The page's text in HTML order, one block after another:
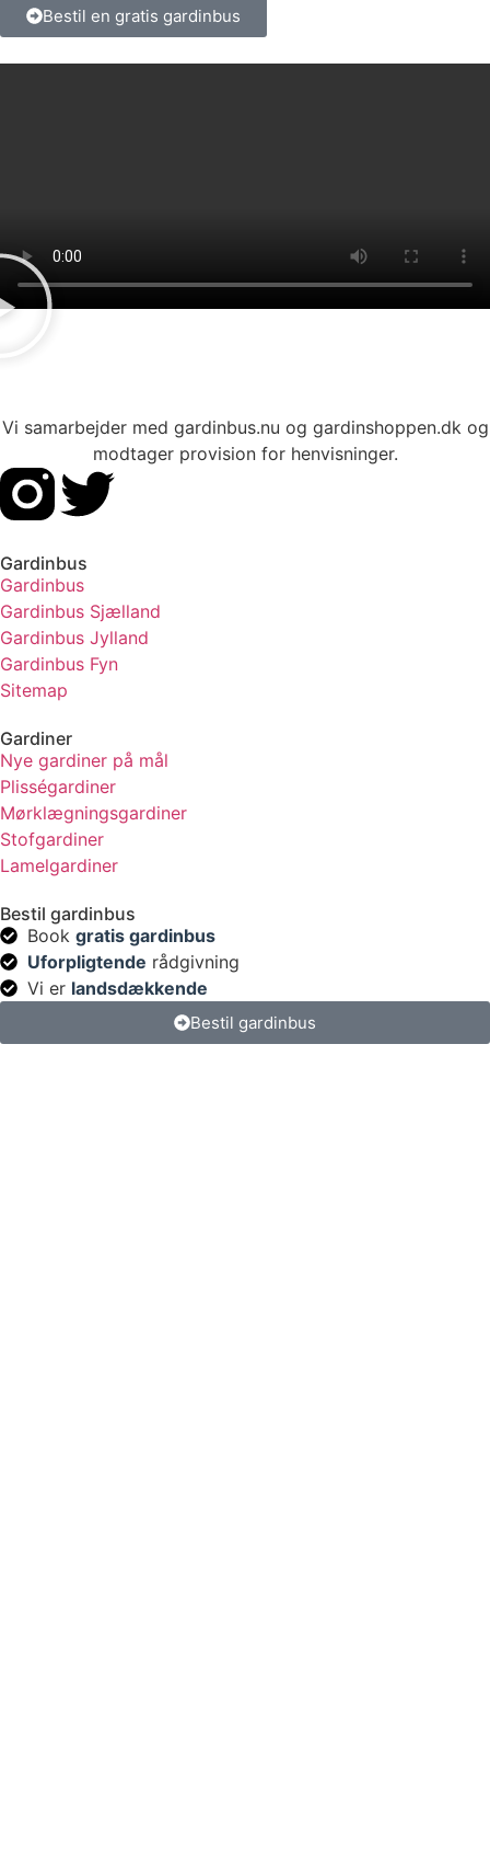
Bestil en gratis gardinbus
Vi samarbejder med gardinbus.nu og gardinshoppen.dk og
modtager provision for henvisninger.
Gardinbus
Gardinbus
Gardinbus Sjælland
Gardinbus Jylland
Gardinbus Fyn
Sitemap
Gardiner
Nye gardiner på mål
Plisségardiner
Mørklægningsgardiner
Stofgardiner
Lamelgardiner
Bestil gardinbus
Book gratis gardinbus
Uforpligtende rådgivning
Vi er landsdækkende
Bestil gardinbus